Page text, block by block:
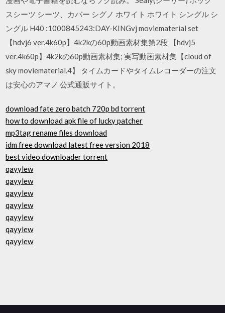
スシーツ シーツ、カバー シグノ ホワイト ホワイト シングル シ
ングル H40 :1000845243:DAY-KINGvj moviematerial set
【hdvj6 ver.4k60p】4k2kの60p動画素材集第2段 【hdvj5
ver.4k60p】4k2kの60p動画素材集; 実写動画素材集【cloud of
sky moviematerial.4】 タイムカードやタイムレコーダーの注文
は安心のアマノ 公式通販サイト。
download fate zero batch 720p bd torrent
how to download apk file of lucky patcher
mp3tag rename files download
idm free download latest free version 2018
best video downloader torrent
qayylew
qayylew
qayylew
qayylew
qayylew
qayylew
qayylew